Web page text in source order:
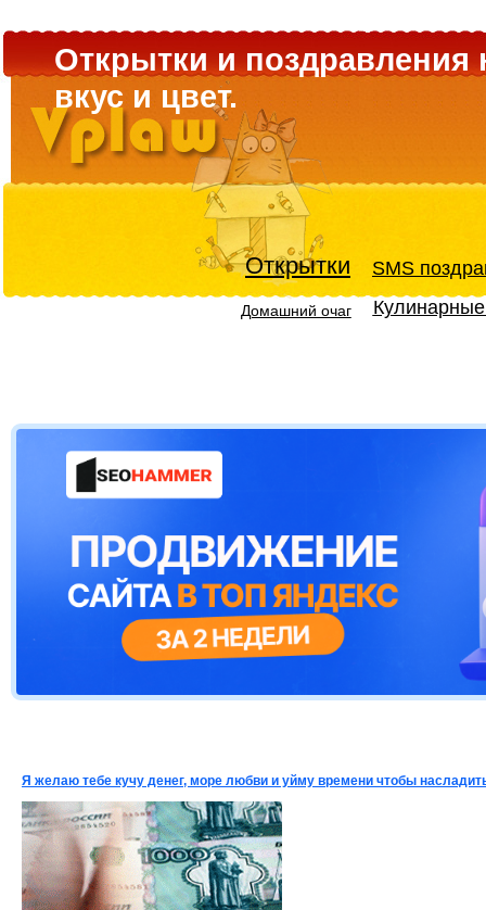
Открытки и поздравления
вкус и цвет.
Открытки SMS
Домашний очаг
Я желаю тебе кучу денег, море любви и уйму времени чтобы